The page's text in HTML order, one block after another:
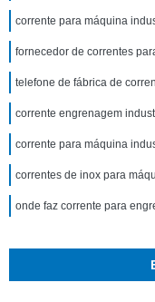
corrente para máquina
fornecedor de correntes
telefone de fábrica de
corrente engrenagem
corrente para máquina
correntes de inox para
onde faz corrente para